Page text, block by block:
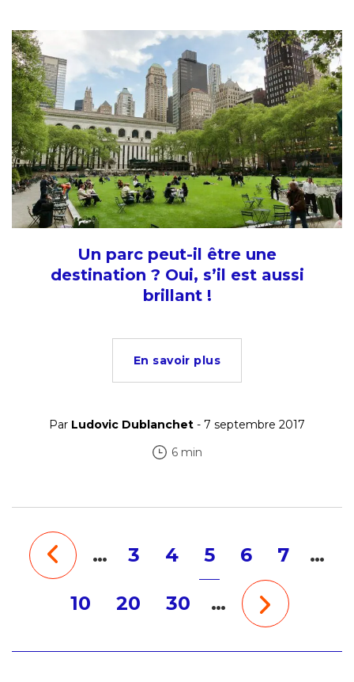
Un parc peut-il être une
destination ? Oui, s’il est aussi
brillant !
En savoir plus
Par Ludovic Dublanchet - 7 septembre 2017
6 min
… 3 4 5 6 7 …
10 20 30 …